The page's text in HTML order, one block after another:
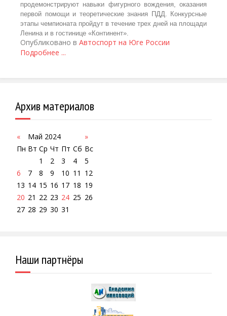
продемонстрируют навыки фигурного вождения, оказания
первой помощи и теоретические знания ПДД. Конкурсные
этапы чемпионата пройдут в течение трех дней на площади
Ленина и в гостинице «Континент».
Опубликовано в Автоспорт на Юге России
Подробнее ...
Архив материалов
« Май 2024
»
Пн Вт Ср Чт Пт Сб Вс
1
2 3 4
5
6
7 8 9 10 11 12
13 14 15 16 17 18 19
20 21 22 23 24 25 26
27 28 29 30 31
Наши партнёры